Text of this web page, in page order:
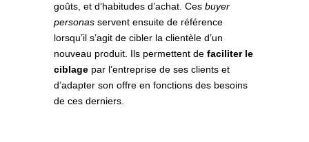
goûts, et d’habitudes d’achat. Cesbuyer
personas servent ensuite de référence
lorsqu’il s’agit de cibler la clientèle d’un
nouveau produit. Ils permettent defaciliter le
ciblage par l’entreprise de ses clients et
d’adapter son offre en fonctions des besoins
de ces derniers.